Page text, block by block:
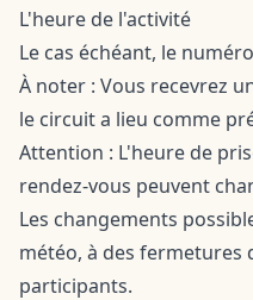
L'heure de l'activité
Le cas échéant, le
À noter : Vous recevrez
le circuit a lieu comme
Attention : L'heure de
rendez-vous peuvent
Les changements
météo, à des fermetures
participants.